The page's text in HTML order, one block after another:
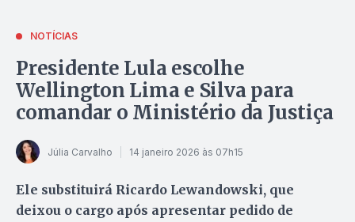
NOTÍCIAS
Presidente Lula escolhe
Wellington Lima e Silva para
comandar o Ministério da Justiça
Júlia Carvalho 14 janeiro 2026 às 07h15
Ele substituirá Ricardo Lewandowski, que
deixou o cargo após apresentar pedido de